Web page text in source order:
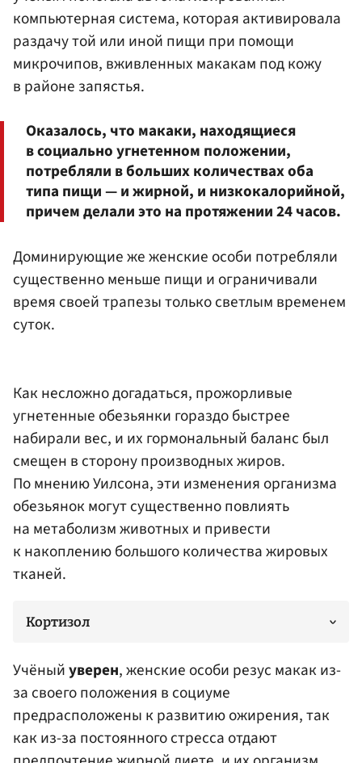
компьютерная система, которая активировала
раздачу той или иной пищи при помощи
микрочипов, вживленных макакам под кожу
в районе запястья.
Оказалось, что макаки, находящиеся
в социально угнетенном положении,
потребляли в больших количествах оба
типа пищи — и жирной, и низкокалорийной,
причем делали это на протяжении 24 часов.
Доминирующие же женские особи потребляли
существенно меньше пищи и ограничивали
время своей трапезы только светлым временем
суток.
Как несложно догадаться, прожорливые
угнетенные обезьянки гораздо быстрее
набирали вес, и их гормональный баланс был
смещен в сторону производных жиров.
По мнению Уилсона, эти изменения организма
обезьянок могут существенно повлиять
на метаболизм животных и привести
к накоплению большого количества жировых
тканей.
Кортизол
Учёныйуверен, женские особи резус макак из-
за своего положения в социуме
предрасположены к развитию ожирения, так
как из-за постоянного стресса отдают